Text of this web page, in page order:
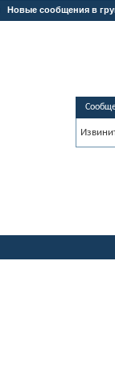
Новые сообщения в